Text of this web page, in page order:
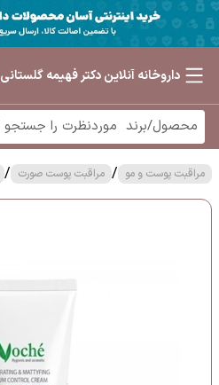
داروخانه آنلاین دکتر فهیمه گلستانی
مراقبت پوست و مو / مراقبت پوست صورت /